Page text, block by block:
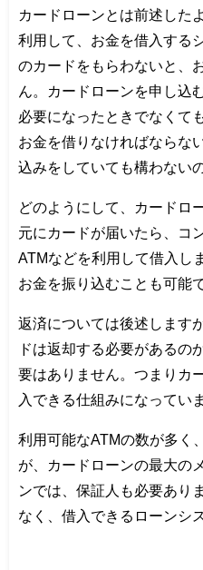
カードローンとは前述した
利用して、お金を借入する
のカードをもらわないと、
ん。カードローンを申し込
必要になったときでなくて
お金を借りなければならな
込みをしていても構わない
どのようにして、カードロ
元にカードが届いたら、コ
ATMなどを利用して借入し
お金を振り込むことも可能
返済については後述します
ドは返却する必要があるの
要はありません。つまりカ
入できる仕組みになってい
利用可能なATMの数が多く
が、カードローンの最大の
ンでは、保証人も必要あり
なく、借入できるローンシ